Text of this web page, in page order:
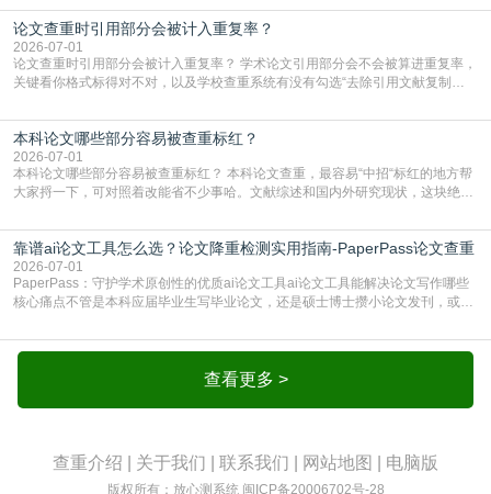
真的太亏。提前做AIGC检测，已经成了很多过来人交稿前必做的一步。为什么
AIGC检测成了论文答辩投稿前的必备项？可能还有不少人觉得，我就用AI搭了个
框架，内容都是自己写的，至于做AIG
论文查重时引用部分会被计入重复率？
2026-07-01
论文查重时引用部分会被计入重复率？ 学术论文引用部分会不会被算进重复率，
关键看你格式标得对不对，以及学校查重系统有没有勾选“去除引用文献复制
独占一行，每条文献用[1][2]方括号编号、与正文一一对应，著录项符合GB/T
7714（作者、题名、刊名、年、卷期、页码齐全，标点用半角）；查重系统识别
成功后通常把这段标为引用，
本科论文哪些部分容易被查重标红？
2026-07-01
本科论文哪些部分容易被查重标红？ 本科论文查重，最容易“中招“标红的地方帮
大家捋一下，可对照着改能省不少事哈。文献综述和国内外研究现状，这块绝对
乎一模一样的话，你要是直接复制百度百科、教材或别人写好的综述段落，系统
一抓一个准，整段飘红。研究背景、意义和方法描述也是不可避免，比如“本文采
用问卷调查法““运用SPSS软件进行数据分
靠谱ai论文工具怎么选？论文降重检测实用指南-PaperPass论文查重
2026-07-01
PaperPass：守护学术原创性的优质ai论文工具ai论文工具能解决论文写作哪些
核心痛点不管是本科应届毕业生写毕业论文，还是硕士博士攒小论文发刊，或是
自己逐句读逐句改，熬好几个大夜不说，还经常改不到点上，交上去才发现重复
率超标，再返工太折腾。现在有了成熟的ai论文工具，这些痛点基本都能高效解
决。靠谱的ai论文工具，不止能帮你梳查看更多 >
查重介绍 关于我们 联系我们 网站地图 电脑版
版权所有：放心测系统 闽ICP备20006702号-28